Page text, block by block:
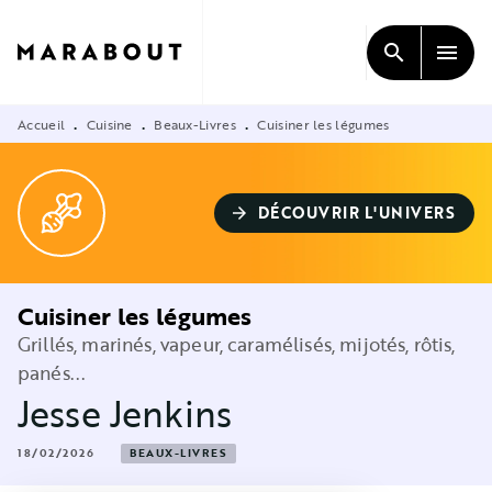
CONTENU
search menu
Accueil • Cuisine • Beaux-Livres • Cuisiner les légumes
arrow_forward DÉCOUVRIR L'UNIVERS
Cuisiner les légumes
Grillés, marinés, vapeur, caramélisés, mijotés, rôtis,
panés...
Jesse Jenkins
18/02/2026 BEAUX-LIVRES